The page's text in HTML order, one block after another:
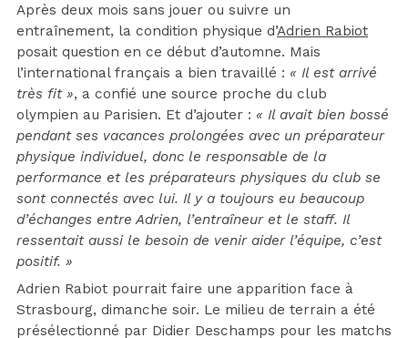
Après deux mois sans jouer ou suivre un
entraînement, la condition physique d’Adrien Rabiot
posait question en ce début d’automne. Mais
l’international français a bien travaillé : « Il est arrivé
très fit », a confié une source proche du club
olympien au Parisien. Et d’ajouter : « Il avait bien bossé
pendant ses vacances prolongées avec un préparateur
physique individuel, donc le responsable de la
performance et les préparateurs physiques du club se
sont connectés avec lui. Il y a toujours eu beaucoup
d’échanges entre Adrien, l’entraîneur et le staff. Il
ressentait aussi le besoin de venir aider l’équipe, c’est
positif. »
Adrien Rabiot pourrait faire une apparition face à
Strasbourg, dimanche soir. Le milieu de terrain a été
présélectionné par Didier Deschamps pour les matchs